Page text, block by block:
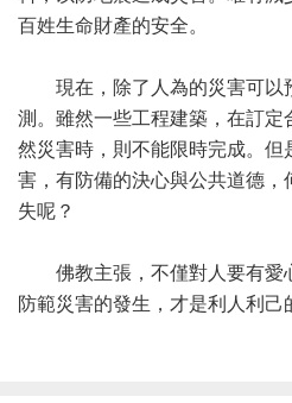
百姓生命財產的安全。
現在，除了人為的災害可以
測。雖然一些工程建築，在訂定
然災害時，則不能限時完成。但
害，有防備的決心與公共道德
失呢？
佛教主張，不僅對人要有愛
防範災害的發生，才是利人利己